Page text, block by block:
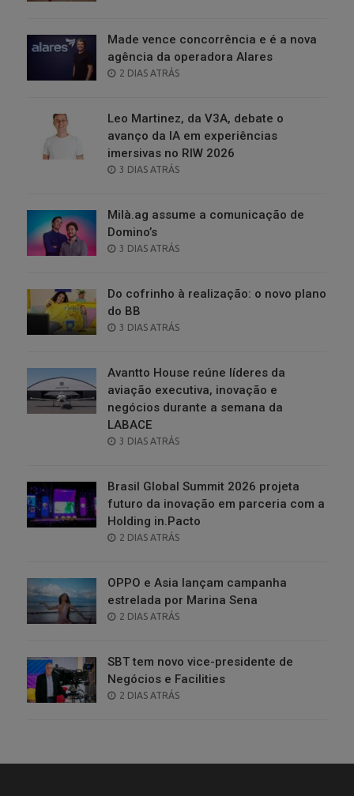
Made vence concorrência e é a nova
agência da operadora Alares
POSTED
2 DIAS ATRÁS
Leo Martinez, da V3A, debate o
avanço da IA em experiências
imersivas no RIW 2026
POSTED
3 DIAS ATRÁS
Milà.ag assume a comunicação de
Domino’s
POSTED
3 DIAS ATRÁS
Do cofrinho à realização: o novo plano
do BB
POSTED
3 DIAS ATRÁS
Avantto House reúne líderes da
aviação executiva, inovação e
negócios durante a semana da
LABACE
POSTED
3 DIAS ATRÁS
Brasil Global Summit 2026 projeta
futuro da inovação em parceria com a
Holding in.Pacto
POSTED
2 DIAS ATRÁS
OPPO e Asia lançam campanha
estrelada por Marina Sena
POSTED
2 DIAS ATRÁS
SBT tem novo vice-presidente de
Negócios e Facilities
POSTED
2 DIAS ATRÁS